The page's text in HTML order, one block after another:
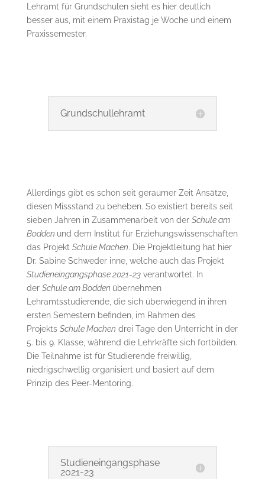
Lehramt für Grundschulen sieht es hier deutlich
besser aus, mit einem Praxistag je Woche und einem
Praxissemester.
Grundschullehramt
Allerdings gibt es schon seit geraumer Zeit Ansätze,
diesen Missstand zu beheben. So existiert bereits seit
sieben Jahren in Zusammenarbeit von der Schule am
Bodden und dem Institut für Erziehungswissenschaften
das Projekt Schule Machen. Die Projektleitung hat hier
Dr. Sabine Schweder inne, welche auch das Projekt
Studieneingangsphase 2021-23verantwortet. In
der Schule am Bodden übernehmen
Lehramtsstudierende, die sich überwiegend in ihren
ersten Semestern befinden, im Rahmen des
Projekts Schule Machen drei Tage den Unterricht in der
5. bis 9. Klasse, während die Lehrkräfte sich fortbilden.
Die Teilnahme ist für Studierende freiwillig,
niedrigschwellig organisiert und basiert auf dem
Prinzip des Peer-Mentoring.
Studieneingangsphase
2021-23